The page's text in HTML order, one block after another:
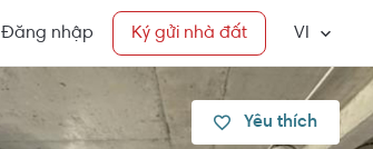
Đăng nhập Ký gửi nhà đất VI
Yêu thích